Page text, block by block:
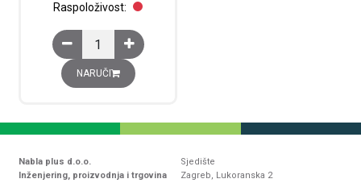
Raspoloživost:
Tipkalo sivo svjetleće Acti9 iPB, 16A, 250V, 1NO
NARUČI
Nabla plus d.o.o.
Inženjering, proizvodnja i trgovina
Sjedište
Zagreb, Lukoranska 2